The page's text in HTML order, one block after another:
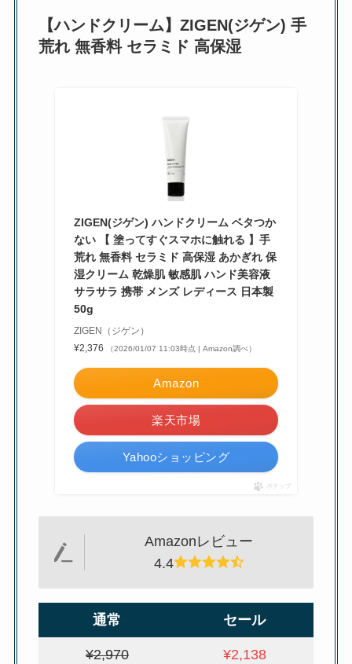
【ハンドクリーム】ZIGEN(ジゲン) 手
荒れ 無香料 セラミド 高保湿
ZIGEN(ジゲン) ハンドクリーム ベタつか
ない 【 塗ってすぐスマホに触れる 】手
荒れ 無香料 セラミド 高保湿 あかぎれ 保
湿クリーム 乾燥肌 敏感肌 ハンド美容液
サラサラ 携帯 メンズ レディース 日本製
50g
ZIGEN（ジゲン）
¥2,376
（2026/01/07 11:03時点 | Amazon調べ）
Amazon
楽天市場
Yahooショッピング
ポチップ
Amazonレビュー
4.4
通常 セール
¥2,970 ¥2,138